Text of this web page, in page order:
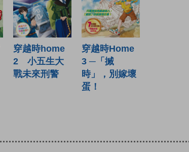
穿越時home
2 小五生大
戰未來刑警
穿越時Home
3 ─「搣
時」，別嫁壞
蛋！